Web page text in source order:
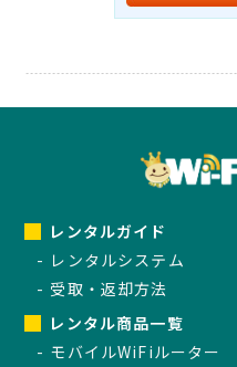
レンタルガイド
レンタルシステム
受取・返却方法
レンタル商品一覧
モバイルWiFiルーター